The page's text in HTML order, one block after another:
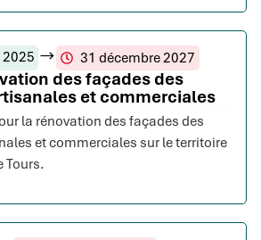
31 décembre 2027
des façades des
et commerciales
la rénovation des façades des
et commerciales sur le territoire
Tours.